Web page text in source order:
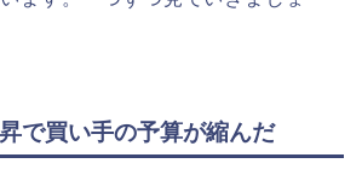
で買い手の予算が縮んだ